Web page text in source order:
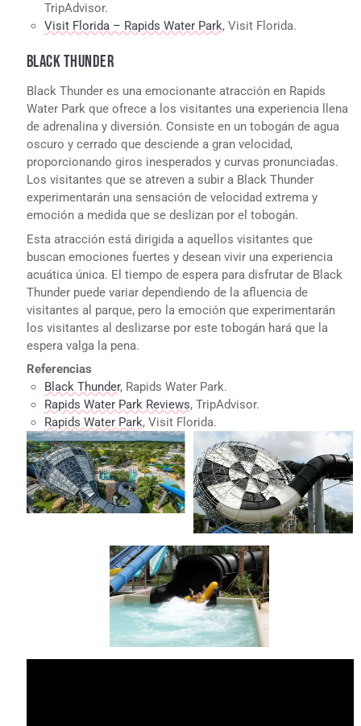
TripAdvisor.
Visit Florida – Rapids Water Park, Visit Florida.
BLACK THUNDER
Black Thunder es una emocionante atracción en Rapids
Water Park que ofrece a los visitantes una experiencia llena
de adrenalina y diversión. Consiste en un tobogán de agua
oscuro y cerrado que desciende a gran velocidad,
proporcionando giros inesperados y curvas pronunciadas.
Los visitantes que se atreven a subir a Black Thunder
experimentarán una sensación de velocidad extrema y
emoción a medida que se deslizan por el tobogán.
Esta atracción está dirigida a aquellos visitantes que
buscan emociones fuertes y desean vivir una experiencia
acuática única. El tiempo de espera para disfrutar de Black
Thunder puede variar dependiendo de la afluencia de
visitantes al parque, pero la emoción que experimentarán
los visitantes al deslizarse por este tobogán hará que la
espera valga la pena.
Referencias
Black Thunder, Rapids Water Park.
Rapids Water Park Reviews, TripAdvisor.
Rapids Water Park, Visit Florida.